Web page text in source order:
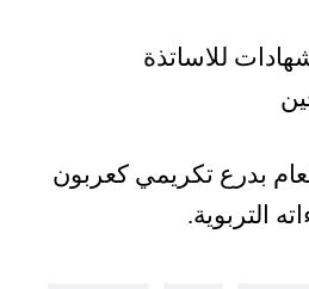
للاساتذة
بدرع تكريمي كعربون
التربوية.